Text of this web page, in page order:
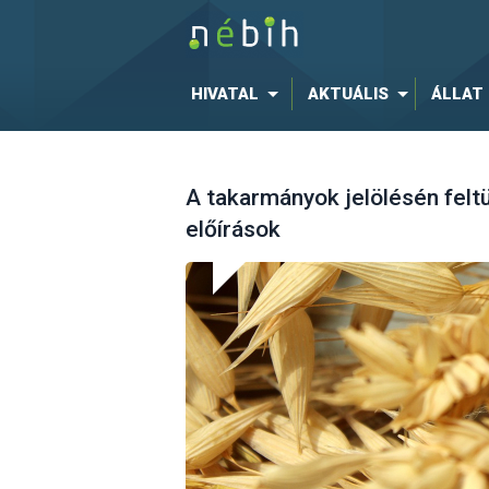
HIVATAL AKTUÁLIS ÁLLAT
A takarmányok jelölésén
előírások